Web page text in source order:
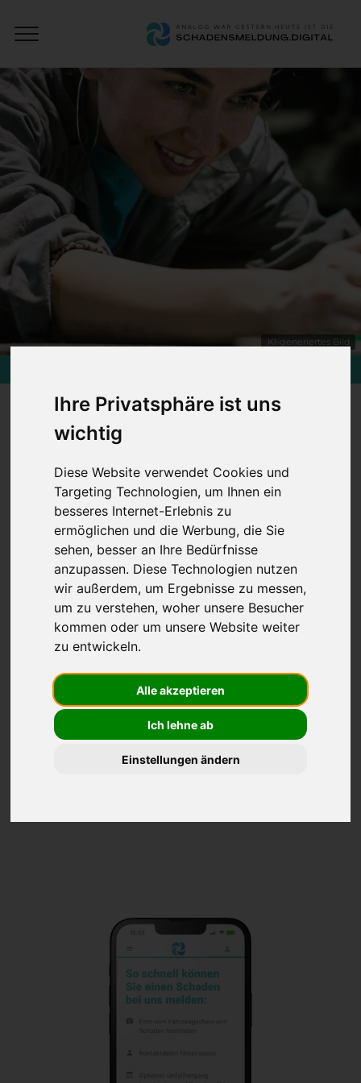
Ihre Privatsphäre ist uns
wichtig
Diese Website verwendet Cookies und
Targeting Technologien, um Ihnen ein
besseres Internet-Erlebnis zu
ermöglichen und die Werbung, die Sie
sehen, besser an Ihre Bedürfnisse
anzupassen. Diese Technologien nutzen
wir außerdem, um Ergebnisse zu messen,
um zu verstehen, woher unsere Besucher
kommen oder um unsere Website weiter
zu entwickeln.
Alle akzeptieren
Ich lehne ab
Einstellungen ändern
Digital
Close
KI-generiertes Bild
Digitales Schaden- und
Ankaufmanagement für Ihre
Garage
Mit der personalisierten Software können
Ihre Kunden und Carrosseriepartner bequem
einen Unfallschaden melden. Unsere
Webapplikation funktioniert mehrsprachig
und geräteübergreifend ohne Installation
persönlichen Anwendungsfall
individualisierbar; sodass auch der Ankauf
von Gebrauchtfahrzeugen digitalisiert
werden kann. Eine mögliche Konfiguration